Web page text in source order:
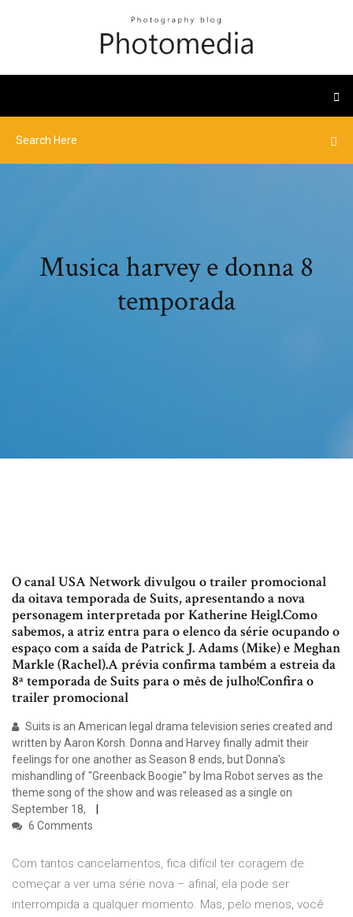
Musica harvey e donna 8
temporada
O canal USA Network divulgou o trailer promocional
da oitava temporada de Suits, apresentando a nova
personagem interpretada por Katherine Heigl.Como
sabemos, a atriz entra para o elenco da série ocupando o
espaço com a saída de Patrick J. Adams (Mike) e Meghan
Markle (Rachel).A prévia confirma também a estreia da
8ª temporada de Suits para o mês de julho!Confira o
trailer promocional
Suits is an American legal drama television series created and
written by Aaron Korsh. Donna and Harvey finally admit their
feelings for one another as Season 8 ends, but Donna's
mishandling of "Greenback Boogie" by Ima Robot serves as the
theme song of the show and was released as a single on
September 18,
6 Comments
Com tantos cancelamentos, fica difícil ter coragem de
começar a ver uma série nova – afinal, ela pode ser
interrompida a qualquer momento. Mas, pelo menos, você